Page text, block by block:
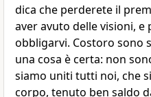
dica che perderete il
aver avuto delle visioni,
obbligarvi. Costoro sono
una cosa è certa: non
siamo uniti tutti noi, che
corpo, tenuto ben saldo